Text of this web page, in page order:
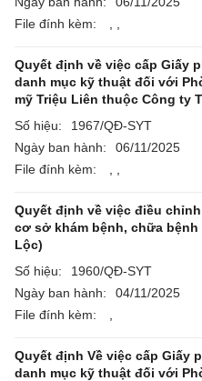
File đính kèm:
Quyết định về việc cấp Giấy
danh mục kỹ thuật đối với
mỹ Triệu Liên thuộc Công ty
Số hiệu:
1967/QĐ-SYT
Ngày ban hành:
06/11/2025
File đính kèm:
Quyết định về việc điều
cơ sở khám bệnh, chữa bệnh
Lộc)
Số hiệu:
1960/QĐ-SYT
Ngày ban hành:
04/11/2025
File đính kèm:
Quyết định Về việc cấp Giấy
danh mục kỹ thuật đối với